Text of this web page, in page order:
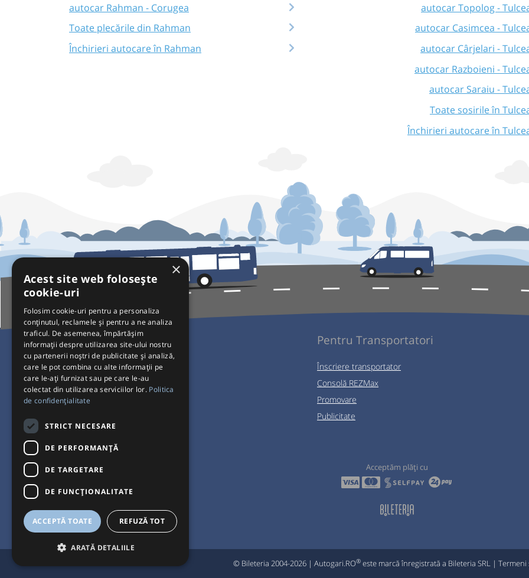
autocar Rahman - Corugea
Toate plecările din Rahman
Închirieri autocare în Rahman
autocar Topolog -
autocar Casimcea -
autocar Cârjelari -
autocar Razboieni -
autocar Saraiu -
Toate sosirile în
Închirieri autocare în
Pentru Călători
Curse autobuz
Plecări/Sosiri
Setări de cookie-uri
Pentru Transportatori
Înscriere transportator
Consolă REZMax
Promovare
Publicitate
Acceptăm plăți cu
© Bileteria 2004-2026 | Autogari.RO®este marcă înregistrată a Bileteria SRL | Termeni
×
Acest site web folosește
cookie-uri
Folosim cookie-uri pentru a personaliza
conținutul, reclamele și pentru a ne analiza
traficul. De asemenea, împărtășim
informații despre utilizarea site-ului nostru
cu partenerii noștri de publicitate și analiză,
care le pot combina cu alte informații pe
care le-ați furnizat sau pe care le-au
colectat din utilizarea serviciilor lor. Politica
de confidențialitate
STRICT NECESARE
DE PERFORMANȚĂ
DE TARGETARE
DE FUNCŢIONALITATE
ACCEPTĂ TOATE REFUZĂ TOT
ARATĂ DETALIILE